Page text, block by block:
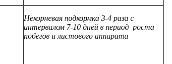
Некорневая подкормка 3-4 раза с
интервалом 7-10 дней в период роста
побегов и листового аппарата